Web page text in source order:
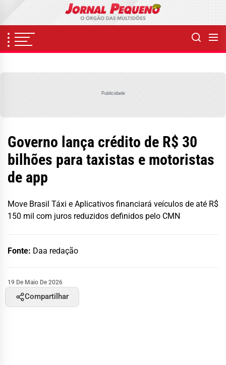
content
Publicidade
Governo lança crédito de R$ 30
bilhões para taxistas e motoristas
de app
Move Brasil Táxi e Aplicativos financiará veículos de até R$
150 mil com juros reduzidos definidos pelo CMN
Fonte: Daa redação
19 De Maio De 2026
Compartilhar